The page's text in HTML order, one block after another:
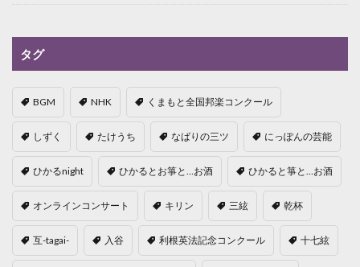
タグ
BGM NHK くまもと全国邦楽コンクール
しずく たけうち なばりの三ツ にっぽんの芸能
ひかるnight ひかるとお箏と…お酒 ひかると箏と…お酒
オンラインコンサート キリン 三絃 乾杯
互-tagai- 入谷 利根英法記念コンクール 十七絃